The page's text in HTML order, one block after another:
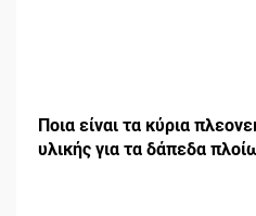
Ποια είναι τα κύρια
υλικής για τα δάπεδα